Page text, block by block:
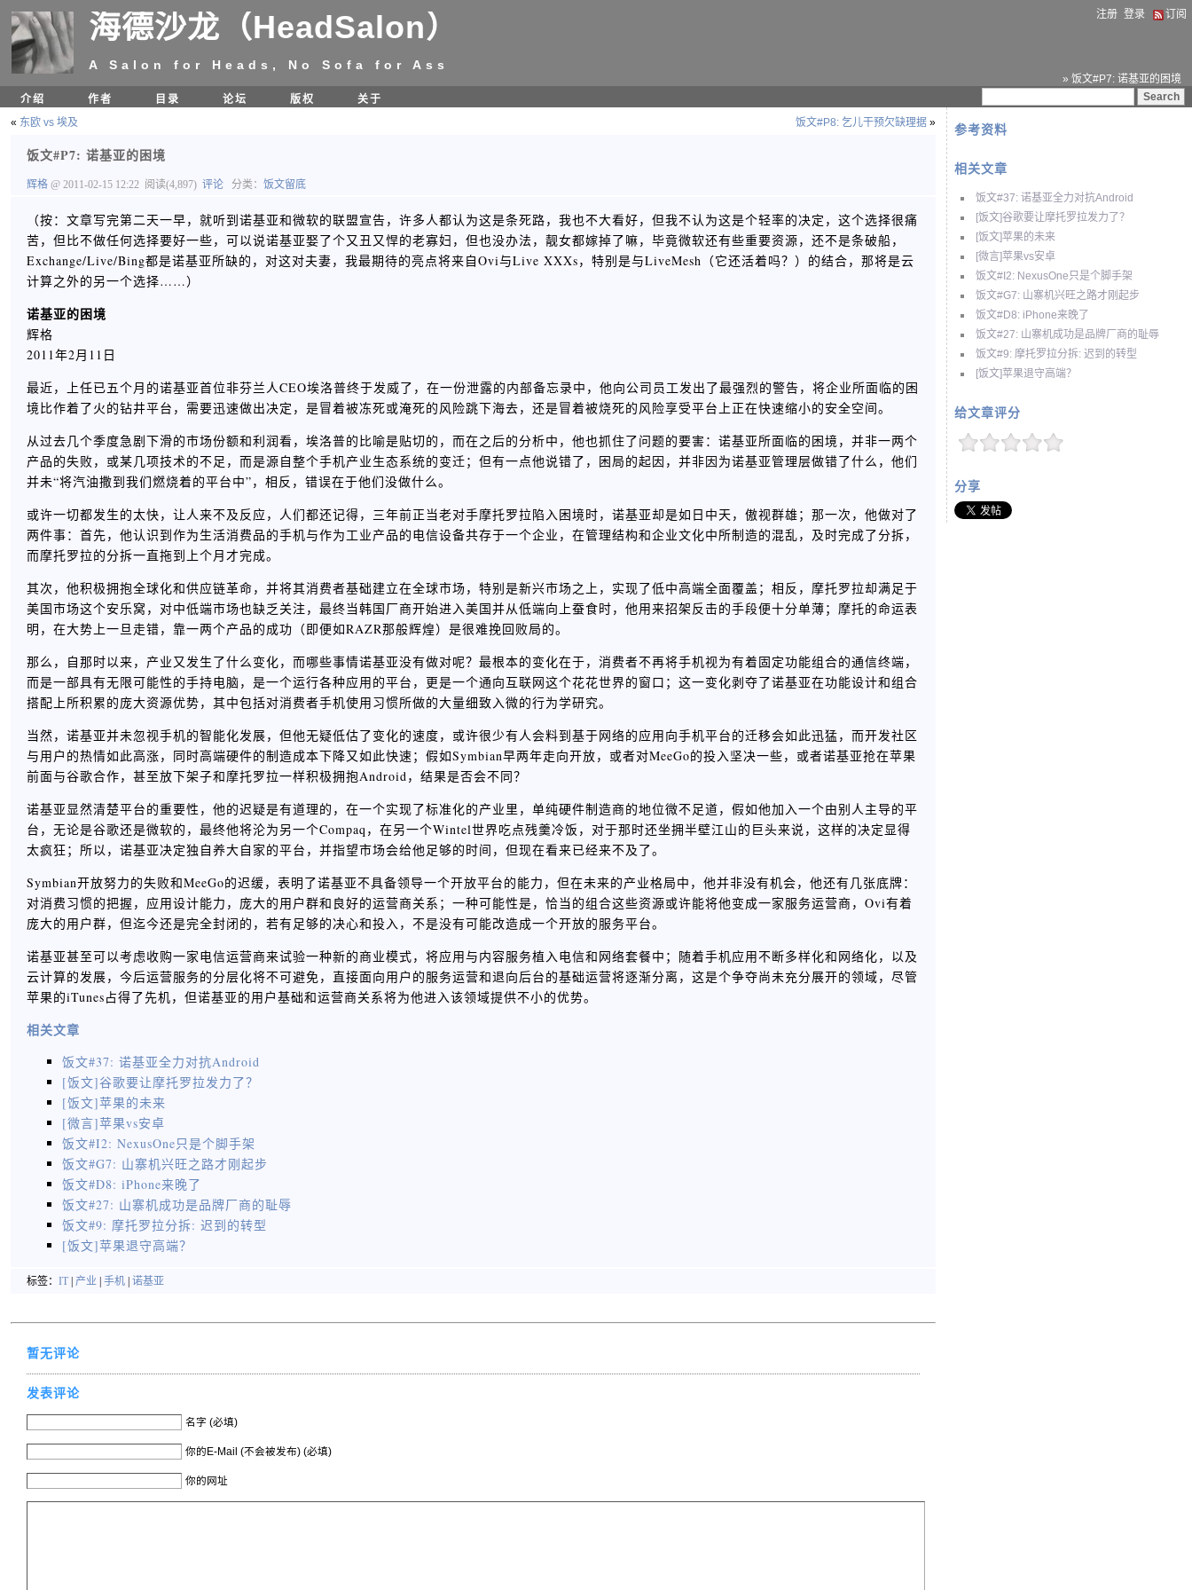
海德沙龙（HeadSalon）
A Salon for Heads, No Sofa for Ass
注册 登录 订阅
» 饭文#P7: 诺基亚的困境
介绍
作者 目录 论坛 版权 关于
参考资料
相关文章
饭文#37: 诺基亚全力对抗Android
[饭文]谷歌要让摩托罗拉发力了？
[饭文]苹果的未来
[微言]苹果vs安卓
饭文#I2: NexusOne只是个脚手架
饭文#G7: 山寨机兴旺之路才刚起步
饭文#D8: iPhone来晚了
饭文#27: 山寨机成功是品牌厂商的耻辱
饭文#9: 摩托罗拉分拆: 迟到的转型
[饭文]苹果退守高端？
给文章评分
分享
« 东欧 vs 埃及 饭文#P8: 乞儿干预欠缺理据 »
饭文#P7: 诺基亚的困境
辉格 @ 2011-02-15 12:22 阅读(4,897) 评论 分类： 饭文留底
（按：文章写完第二天一早，就听到诺基亚和微软的联盟宣告，许多人都认为这是条死路，我也不大看好，但我不认为这是个轻率的决定，这个选择很痛
苦，但比不做任何选择要好一些，可以说诺基亚娶了个又丑又悍的老寡妇，但也没办法，靓女都嫁掉了嘛，毕竟微软还有些重要资源，还不是条破船，
Exchange/Live/Bing都是诺基亚所缺的，对这对夫妻，我最期待的亮点将来自Ovi与Live XXXs，特别是与LiveMesh（它还活着吗？）的结合，那将是云
计算之外的另一个选择……）
诺基亚的困境
辉格
2011年2月11日
最近，上任已五个月的诺基亚首位非芬兰人CEO埃洛普终于发威了，在一份泄露的内部备忘录中，他向公司员工发出了最强烈的警告，将企业所面临的困
境比作着了火的钻井平台，需要迅速做出决定，是冒着被冻死或淹死的风险跳下海去，还是冒着被烧死的风险享受平台上正在快速缩小的安全空间。
从过去几个季度急剧下滑的市场份额和利润看，埃洛普的比喻是贴切的，而在之后的分析中，他也抓住了问题的要害：诺基亚所面临的困境，并非一两个
产品的失败，或某几项技术的不足，而是源自整个手机产业生态系统的变迁；但有一点他说错了，困局的起因，并非因为诺基亚管理层做错了什么，他们
并未“将汽油撒到我们燃烧着的平台中”，相反，错误在于他们没做什么。
或许一切都发生的太快，让人来不及反应，人们都还记得，三年前正当老对手摩托罗拉陷入困境时，诺基亚却是如日中天，傲视群雄；那一次，他做对了
两件事：首先，他认识到作为生活消费品的手机与作为工业产品的电信设备共存于一个企业，在管理结构和企业文化中所制造的混乱，及时完成了分拆，
而摩托罗拉的分拆一直拖到上个月才完成。
其次，他积极拥抱全球化和供应链革命，并将其消费者基础建立在全球市场，特别是新兴市场之上，实现了低中高端全面覆盖；相反，摩托罗拉却满足于
美国市场这个安乐窝，对中低端市场也缺乏关注，最终当韩国厂商开始进入美国并从低端向上蚕食时，他用来招架反击的手段便十分单薄；摩托的命运表
明，在大势上一旦走错，靠一两个产品的成功（即便如RAZR那般辉煌）是很难挽回败局的。
那么，自那时以来，产业又发生了什么变化，而哪些事情诺基亚没有做对呢？最根本的变化在于，消费者不再将手机视为有着固定功能组合的通信终端，
而是一部具有无限可能性的手持电脑，是一个运行各种应用的平台，更是一个通向互联网这个花花世界的窗口；这一变化剥夺了诺基亚在功能设计和组合
搭配上所积累的庞大资源优势，其中包括对消费者手机使用习惯所做的大量细致入微的行为学研究。
当然，诺基亚并未忽视手机的智能化发展，但他无疑低估了变化的速度，或许很少有人会料到基于网络的应用向手机平台的迁移会如此迅猛，而开发社区
与用户的热情如此高涨，同时高端硬件的制造成本下降又如此快速；假如Symbian早两年走向开放，或者对MeeGo的投入坚决一些，或者诺基亚抢在苹果
前面与谷歌合作，甚至放下架子和摩托罗拉一样积极拥抱Android，结果是否会不同？
诺基亚显然清楚平台的重要性，他的迟疑是有道理的，在一个实现了标准化的产业里，单纯硬件制造商的地位微不足道，假如他加入一个由别人主导的平
台，无论是谷歌还是微软的，最终他将沦为另一个Compaq，在另一个Wintel世界吃点残羹冷饭，对于那时还坐拥半壁江山的巨头来说，这样的决定显得
太疯狂；所以，诺基亚决定独自养大自家的平台，并指望市场会给他足够的时间，但现在看来已经来不及了。
Symbian开放努力的失败和MeeGo的迟缓，表明了诺基亚不具备领导一个开放平台的能力，但在未来的产业格局中，他并非没有机会，他还有几张底牌：
对消费习惯的把握，应用设计能力，庞大的用户群和良好的运营商关系；一种可能性是，恰当的组合这些资源或许能将他变成一家服务运营商，Ovi有着
庞大的用户群，但迄今还是完全封闭的，若有足够的决心和投入，不是没有可能改造成一个开放的服务平台。
诺基亚甚至可以考虑收购一家电信运营商来试验一种新的商业模式，将应用与内容服务植入电信和网络套餐中；随着手机应用不断多样化和网络化，以及
云计算的发展，今后运营服务的分层化将不可避免，直接面向用户的服务运营和退向后台的基础运营将逐渐分离，这是个争夺尚未充分展开的领域，尽管
苹果的iTunes占得了先机，但诺基亚的用户基础和运营商关系将为他进入该领域提供不小的优势。
相关文章
饭文#37: 诺基亚全力对抗Android
[饭文]谷歌要让摩托罗拉发力了？
[饭文]苹果的未来
[微言]苹果vs安卓
饭文#I2: NexusOne只是个脚手架
饭文#G7: 山寨机兴旺之路才刚起步
饭文#D8: iPhone来晚了
饭文#27: 山寨机成功是品牌厂商的耻辱
饭文#9: 摩托罗拉分拆: 迟到的转型
[饭文]苹果退守高端？
标签： IT 产业 手机 诺基亚
暂无评论
发表评论
名字 (必填)
你的E-Mail (不会被发布) (必填)
你的网址